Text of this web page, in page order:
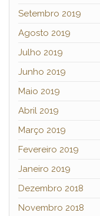
Setembro 2019
Agosto 2019
Julho 2019
Junho 2019
Maio 2019
Abril 2019
Março 2019
Fevereiro 2019
Janeiro 2019
Dezembro 2018
Novembro 2018